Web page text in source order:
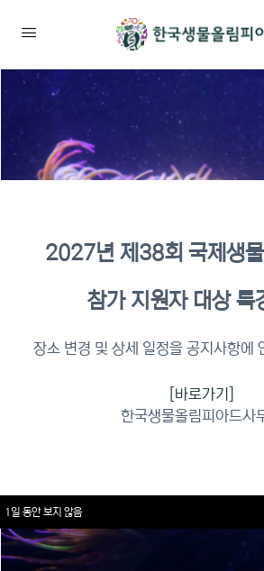
이수증명서 확인 바로가기
2027년 제38회 국제생
참가 지원자 대상 특
장소 변경 및 상세 일정을 공지사항에
[바로가기]
한국생물올림피아드사
1일 동안 보지 않음